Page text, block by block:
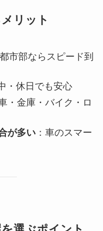
リット
市部ならスピード到
・休日でも安心
・金庫・バイク・ロ
が多い ：車のスマー